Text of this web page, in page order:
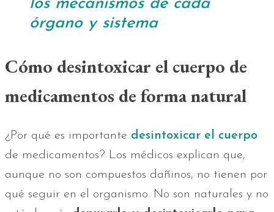
los mecanismos de cada
órgano y sistema
Cómo desintoxicar el cuerpo de
medicamentos de forma natural
¿Por qué es importante desintoxicar el cuerpo
de medicamentos? Los médicos explican que,
aunque no son compuestos dañinos, no tienen por
qué seguir en el organismo. No son naturales y no